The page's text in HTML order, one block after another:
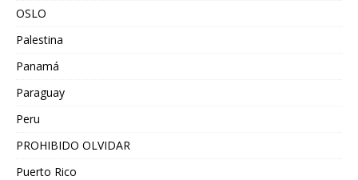
OSLO
Palestina
Panamá
Paraguay
Peru
PROHIBIDO OLVIDAR
Puerto Rico